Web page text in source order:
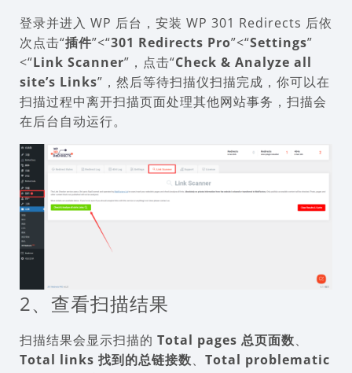
登录并进入 WP 后台，安装 WP 301 Redirects 后依
次点击“插件”<“301 Redirects Pro”<“Settings”
<“Link Scanner”，点击“Check & Analyze all
site’s Links”，然后等待扫描仪扫描完成，你可以在
扫描过程中离开扫描页面处理其他网站事务，扫描会
在后台自动运行。
2、查看扫描结果
扫描结果会显示扫描的 Total pages 总页面数、
Total links 找到的总链接数、 Total problematic